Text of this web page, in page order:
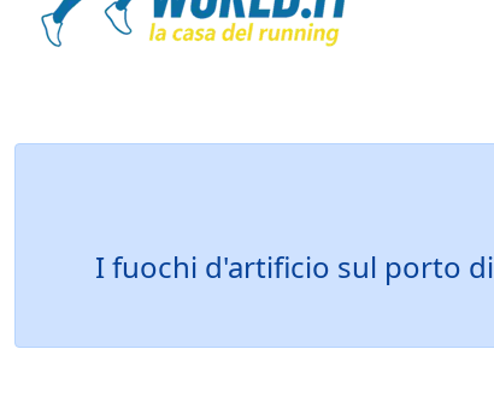
I fuochi d'artificio sul porto